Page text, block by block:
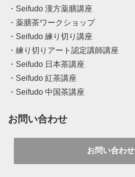
・Seifudo 漢方薬膳講座
・薬膳茶ワークショップ
・Seifudo 練り切り講座
・練り切りアート認定講師講座
・Seifudo 日本茶講座
・Seifudo 紅茶講座
・Seifudo 中国茶講座
お問い合わせ
お問い合わせ